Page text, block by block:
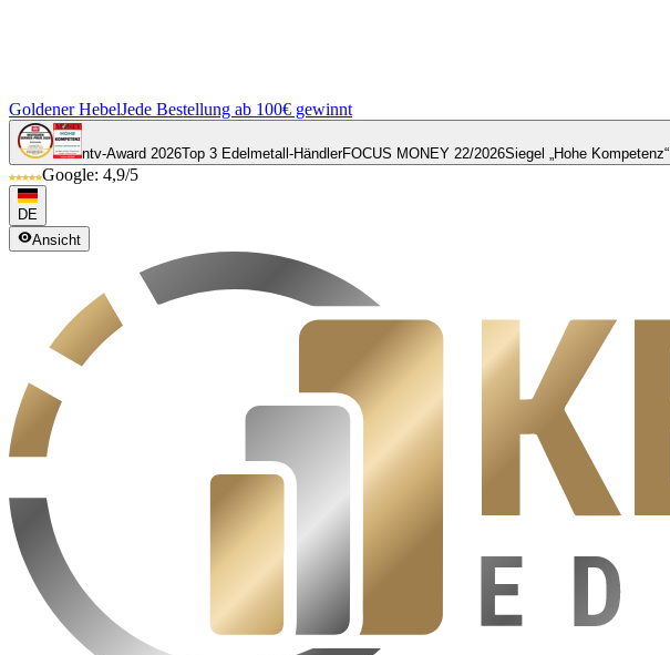
Goldener HebelJede Bestellung ab 100€ gewinnt
ntv-Award 2026Top 3 Edelmetall-HändlerFOCUS MONEY 22/2026Siegel „Hohe Kompetenz“
Google: 4,9/5
DE
Ansicht